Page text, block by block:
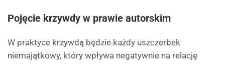
Pojęcie krzywdy w prawie autorskim
W praktyce krzywdą będzie każdy uszczerbek
niemajątkowy, który wpływa negatywnie na relację